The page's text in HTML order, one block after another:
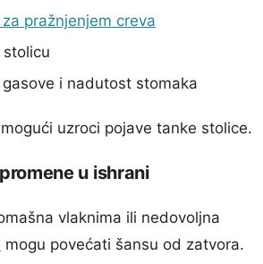
pražnjenjem creva
stolicu
i nadutost stomaka
uzroci pojave tanke stolice.
u ishrani
vlaknima ili nedovoljna
mogu povećati šansu od zatvora.